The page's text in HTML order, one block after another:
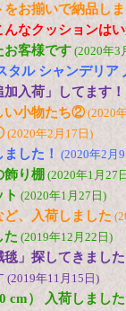
をお揃いで納品し
なクッションは
お客様です (2020年3
タル シャンデリア
入荷」してます！
い小物たち②(2020
(2020年2月17日)
した！ (2020年2月
り棚 (2020年1月27
(2020年1月27日)
、入荷しました
た (2019年12月22日)
」探してきまし
(2019年11月15日)
cm） 入荷しました